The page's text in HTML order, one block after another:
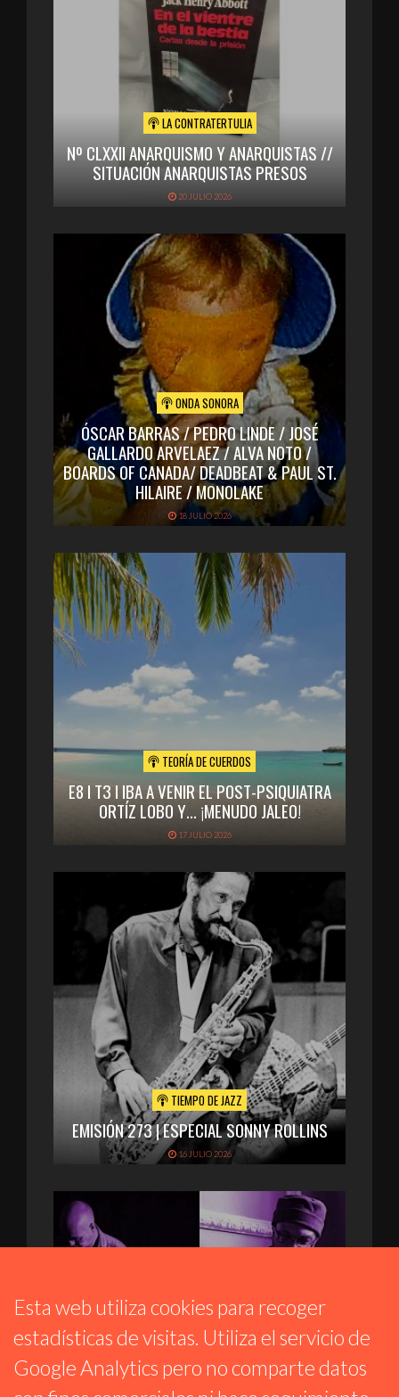
LA CONTRATERTULIA
Nº CLXXII ANARQUISMO Y ANARQUISTAS //
SITUACIÓN ANARQUISTAS PRESOS
20 JULIO 2026
ONDA SONORA
ÓSCAR BARRAS / PEDRO LINDE / JOSÉ
GALLARDO ARVELAEZ / ALVA NOTO /
BOARDS OF CANADA/ DEADBEAT & PAUL ST.
HILAIRE / MONOLAKE
18 JULIO 2026
TEORÍA DE CUERDOS
E8 I T3 I IBA A VENIR EL POST-PSIQUIATRA
ORTÍZ LOBO Y… ¡MENUDO JALEO!
17 JULIO 2026
TIEMPO DE JAZZ
EMISIÓN 273 | ESPECIAL SONNY ROLLINS
16 JULIO 2026
Esta web utiliza cookies para recoger
estadísticas de visitas. Utiliza el servicio de
Google Analytics pero no comparte datos